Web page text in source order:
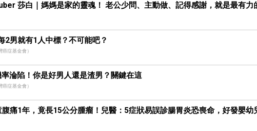
莎白｜媽媽是家的靈魂！ 老公少問、主動做、記得感謝，就是最有力
2男就有1人中標？不可能吧？
癌症基金會）
淪陷！你是好男人還是渣男？關鍵在這
癌症基金會）
腹痛1年，竟長15公分腫瘤！兒醫：5症狀易誤診腸胃炎恐喪命，好發嬰幼